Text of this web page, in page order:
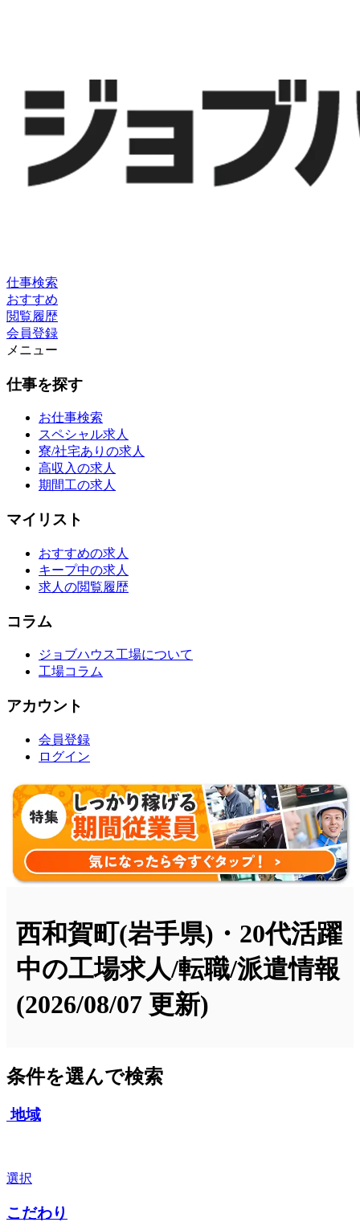
仕事検索
おすすめ
閲覧履歴
会員登録
メニュー
仕事を探す
お仕事検索
スペシャル求人
寮/社宅ありの求人
高収入の求人
期間工の求人
マイリスト
おすすめの求人
キープ中の求人
求人の閲覧履歴
コラム
ジョブハウス工場について
工場コラム
アカウント
会員登録
ログイン
西和賀町(岩手県)・20代活躍
中の工場求人/転職/派遣情報
(2026/08/07 更新)
条件を選んで検索
地域
選択
こだわり